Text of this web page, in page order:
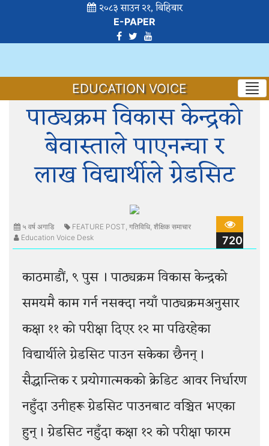
२०८३ साउन २१, बिहिबार
E-PAPER
EDUCATION VOICE
पाठ्यक्रम विकास केन्द्रको
बेवास्ताले पाएनन्चा र
लाख विद्यार्थीले ग्रेडसिट
५ वर्ष अगाडि FEATURE POST, गतिविधि, शैक्षिक समाचार
Education Voice Desk
720
काठमाडौं, ९ पुस । पाठ्यक्रम विकास केन्द्रको
समयमै काम गर्न नसक्दा नयाँ पाठ्यक्रमअनुसार
कक्षा ११ को परीक्षा दिएर १२ मा पढिरहेका
विद्यार्थीले ग्रेडसिट पाउन सकेका छैनन् ।
सैद्धान्तिक र प्रयोगात्मकको क्रेडिट आवर निर्धारण
नहुँदा उनीहरू ग्रेडसिट पाउनबाट वञ्चित भएका
हुन् । ग्रेडसिट नहुँदा कक्षा १२ को परीक्षा फारम